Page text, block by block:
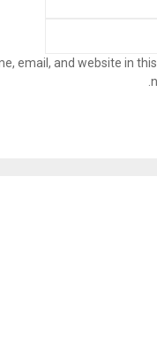
email, and website in